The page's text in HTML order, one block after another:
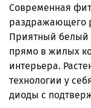
Современная
раздражающего
Приятный белый
прямо в жилых
интерьера.
технологии у
диоды с